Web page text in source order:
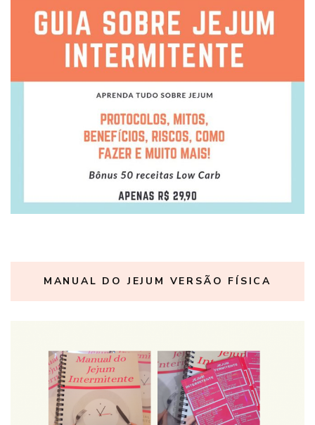
MANUAL DO JEJUM VERSÃO FÍSICA